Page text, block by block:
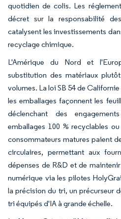
quotidien de colis. Les
décret sur la responsabilité
catalysent les investissements
recyclage chimique.
L'Amérique du Nord et
substitution des matériaux
volumes. La loi SB 54 de
les emballages façonnent les
déclenchant des
emballages 100 % recyclables
consommateurs matures paient
circulaires, permettant aux
dépenses de R&D et de
numérique via les pilotes
la précision du tri, un précurseur
tri équipés d'IA à grande échelle.